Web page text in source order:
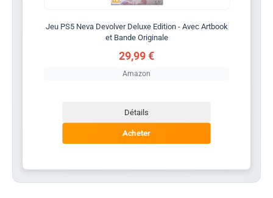
Jeu PS5 Neva Devolver Deluxe Edition - Avec Artbook
et Bande Originale
29,99 €
Amazon
Détails
Acheter